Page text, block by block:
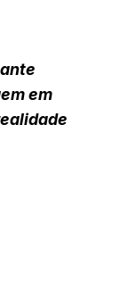
em